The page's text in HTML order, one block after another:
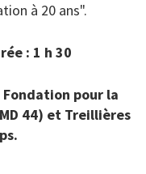
à 20 ans".
: 1 h 30
Fondation pour la
44) et Treillières